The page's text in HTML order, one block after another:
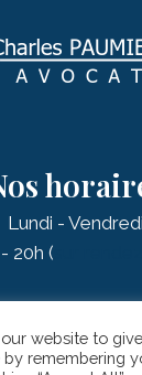
Lundi - Vendredi
20h (
website to
by remembering